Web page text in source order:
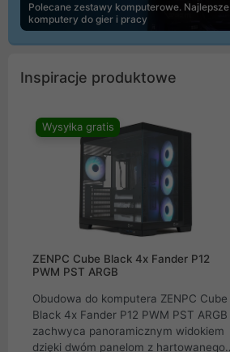
Polecane zestawy komputerowe. Najlepsze
komputery do gier i pracy
Inspiracje produktowe
Wysyłka gratis
ZENPC Cube Black 4x Fander P12
PWM PST ARGB
Obudowa do komputera ZENPC Cube
Black 4x Fander P12 PWM PST ARGB
zachwyca panoramicznym widokiem
dzięki dwóm panelom z hartowanego